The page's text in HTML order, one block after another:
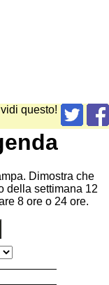
questo!
Dimostra che
della settimana 12
8 ore o 24 ore.